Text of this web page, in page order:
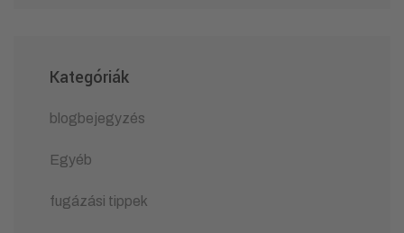
Kategóriák
blogbejegyzés
Egyéb
fugázási tippek